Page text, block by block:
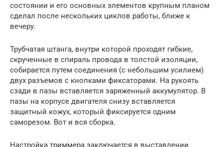
состоянии и его основных элементов крупным планом
сделал после нескольких циклов работы, ближе к
вечеру.
Трубчатая штанга, внутри которой проходят гибкие,
скрученные в спираль провода в толстой изоляции,
собирается путем соединения (с небольшим усилием)
двух разъемов с кнопками фиксаторами. На рукоять
сзади в пазы вставляется заряженный аккумулятор. В
пазы на корпусе двигателя снизу вставляется
защитный кожух, который фиксируется одним
саморезом. Вот и вся сборка.
Настройка триммера заключается в выставлении